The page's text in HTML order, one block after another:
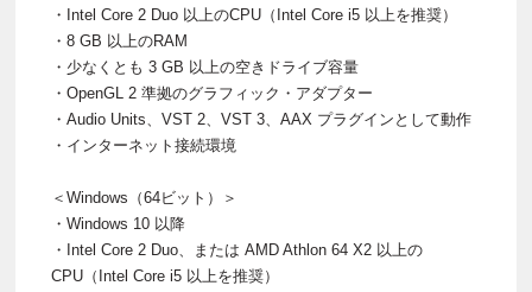
・Intel Core 2 Duo 以上のCPU（Intel Core i5 以上を推奨）
・8 GB 以上のRAM
・少なくとも 3 GB 以上の空きドライブ容量
・OpenGL 2 準拠のグラフィック・アダプター
・Audio Units、VST 2、VST 3、AAX プラグインとして動作
・インターネット接続環境
＜Windows（64ビット）＞
・Windows 10 以降
・Intel Core 2 Duo、または AMD Athlon 64 X2 以上の
CPU（Intel Core i5 以上を推奨）